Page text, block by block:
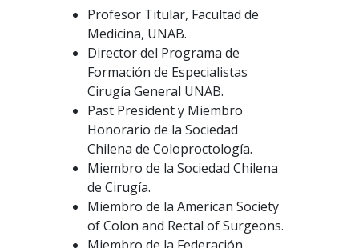
Profesor Titular, Facultad de
Medicina, UNAB.
Director del Programa de
Formación de Especialistas
Cirugía General UNAB.
Past President y Miembro
Honorario de la Sociedad
Chilena de Coloproctología.
Miembro de la Sociedad Chilena
de Cirugía.
Miembro de la American Society
of Colon and Rectal of Surgeons.